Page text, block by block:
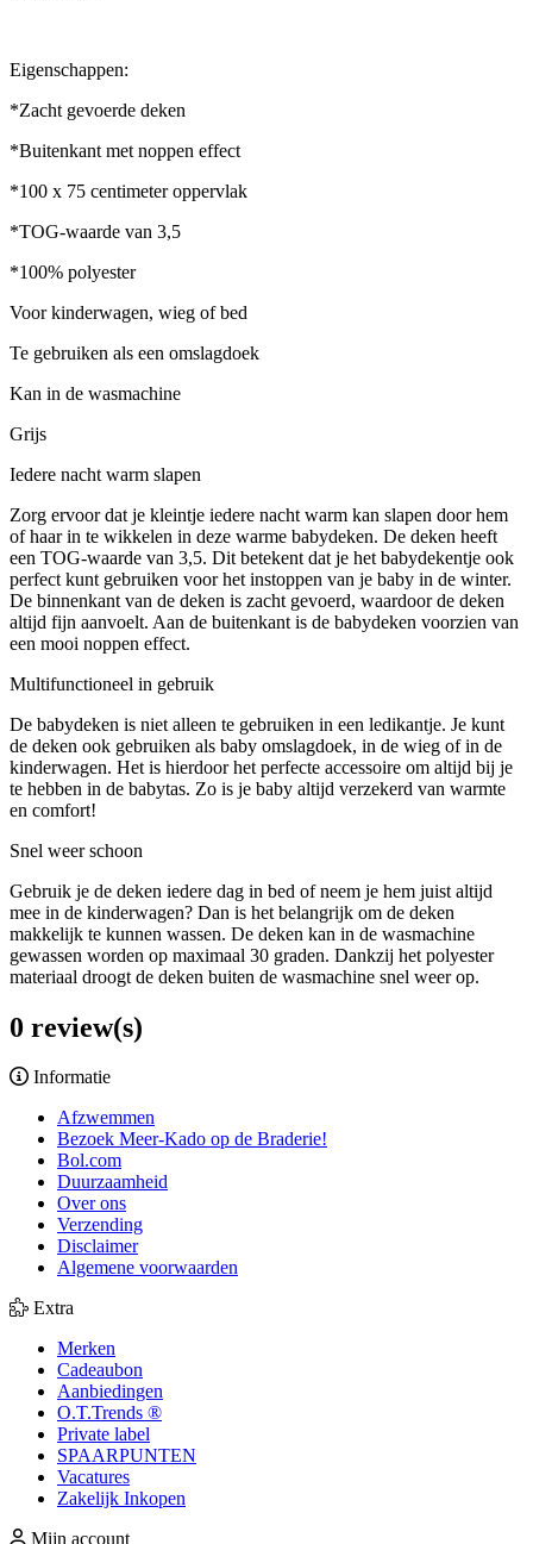
Eigenschappen:
*Zacht gevoerde deken
*Buitenkant met noppen effect
*100 x 75 centimeter oppervlak
*TOG-waarde van 3,5
*100% polyester
Voor kinderwagen, wieg of bed
Te gebruiken als een omslagdoek
Kan in de wasmachine
Grijs
Iedere nacht warm slapen
Zorg ervoor dat je kleintje iedere nacht warm kan slapen door hem
of haar in te wikkelen in deze warme babydeken. De deken heeft
een TOG-waarde van 3,5. Dit betekent dat je het babydekentje ook
perfect kunt gebruiken voor het instoppen van je baby in de winter.
De binnenkant van de deken is zacht gevoerd, waardoor de deken
altijd fijn aanvoelt. Aan de buitenkant is de babydeken voorzien van
een mooi noppen effect.
Multifunctioneel in gebruik
De babydeken is niet alleen te gebruiken in een ledikantje. Je kunt
de deken ook gebruiken als baby omslagdoek, in de wieg of in de
kinderwagen. Het is hierdoor het perfecte accessoire om altijd bij je
te hebben in de babytas. Zo is je baby altijd verzekerd van warmte
en comfort!
Snel weer schoon
Gebruik je de deken iedere dag in bed of neem je hem juist altijd
mee in de kinderwagen? Dan is het belangrijk om de deken
makkelijk te kunnen wassen. De deken kan in de wasmachine
gewassen worden op maximaal 30 graden. Dankzij het polyester
materiaal droogt de deken buiten de wasmachine snel weer op.
0 review(s)
Informatie
Afzwemmen
Bezoek Meer-Kado op de Braderie!
Bol.com
Duurzaamheid
Over ons
Verzending
Disclaimer
Algemene voorwaarden
Extra
Merken
Cadeaubon
Aanbiedingen
O.T.Trends ®
Private label
SPAARPUNTEN
Vacatures
Zakelijk Inkopen
Mijn account